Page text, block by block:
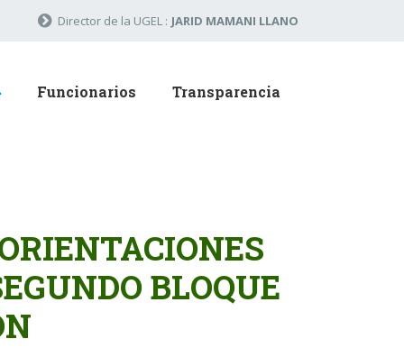
Director de la UGEL : JARID MAMANI LLANO
Funcionarios Transparencia
BLOQUE